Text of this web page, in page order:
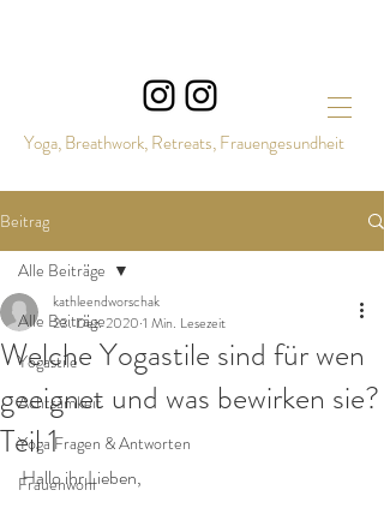
Yoga, Breathwork, Retreats, Frauengesundheit
Beitrag
Alle Beiträge
Yogastile
Achtsamkeit
Yoga Fragen & Antworten
Frauenwohl
Alle Beiträge
Welche Yogastile sind für wen
geeignet und was bewirken sie?
Teil 1
kathleendworschak
23. Dez. 2020 1 Min. Lesezeit
Hallo ihr Lieben,